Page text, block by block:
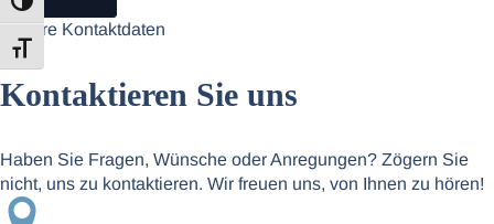
Umschalten auf hohe Kontraste
Schrift vergrößern
Unsere Kontaktdaten
Kontaktieren Sie uns
Haben Sie Fragen, Wünsche oder Anregungen? Zögern Sie
nicht, uns zu kontaktieren. Wir freuen uns, von Ihnen zu hören!